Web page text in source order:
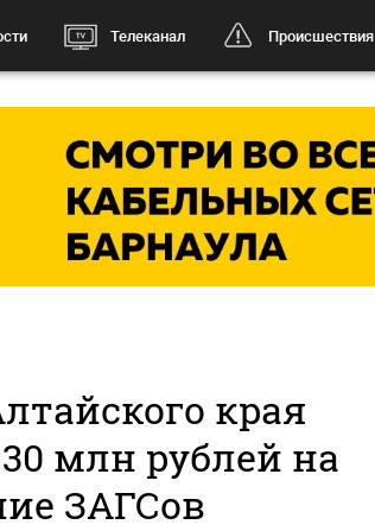
Телеканал Происшествия
края
млн рублей на
ЗАГСов